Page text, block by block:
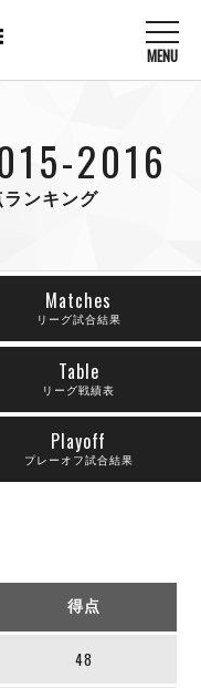
MENU
2016
ンキング
Matches
リーグ試合結果
Table
リーグ戦績表
Playoff
プレーオフ試合結果
得点
48